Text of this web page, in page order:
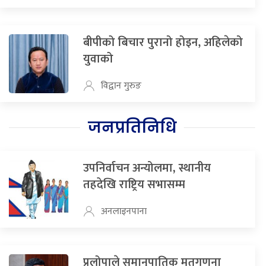
बीपीको बिचार पुरानो होइन, अहिलेको
युवाको
विद्वान गुरुङ
जनप्रतिनिधि
उपनिर्वाचन अन्योलमा, स्थानीय
तहदेखि राष्ट्रिय सभासम्म
अनलाइनपाना